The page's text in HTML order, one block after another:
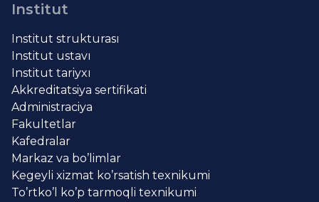
Institut
Institut strukturası
Institut ustavı
Institut tariyxı
Akkreditatsiya sertifikati
Administraciya
Fakultetlar
Kafedralar
Markaz va bo’limlar
Kegeyli xizmat ko’rsatish texnikumi
To’rtko’l ko’p tarmoqli texnikumi